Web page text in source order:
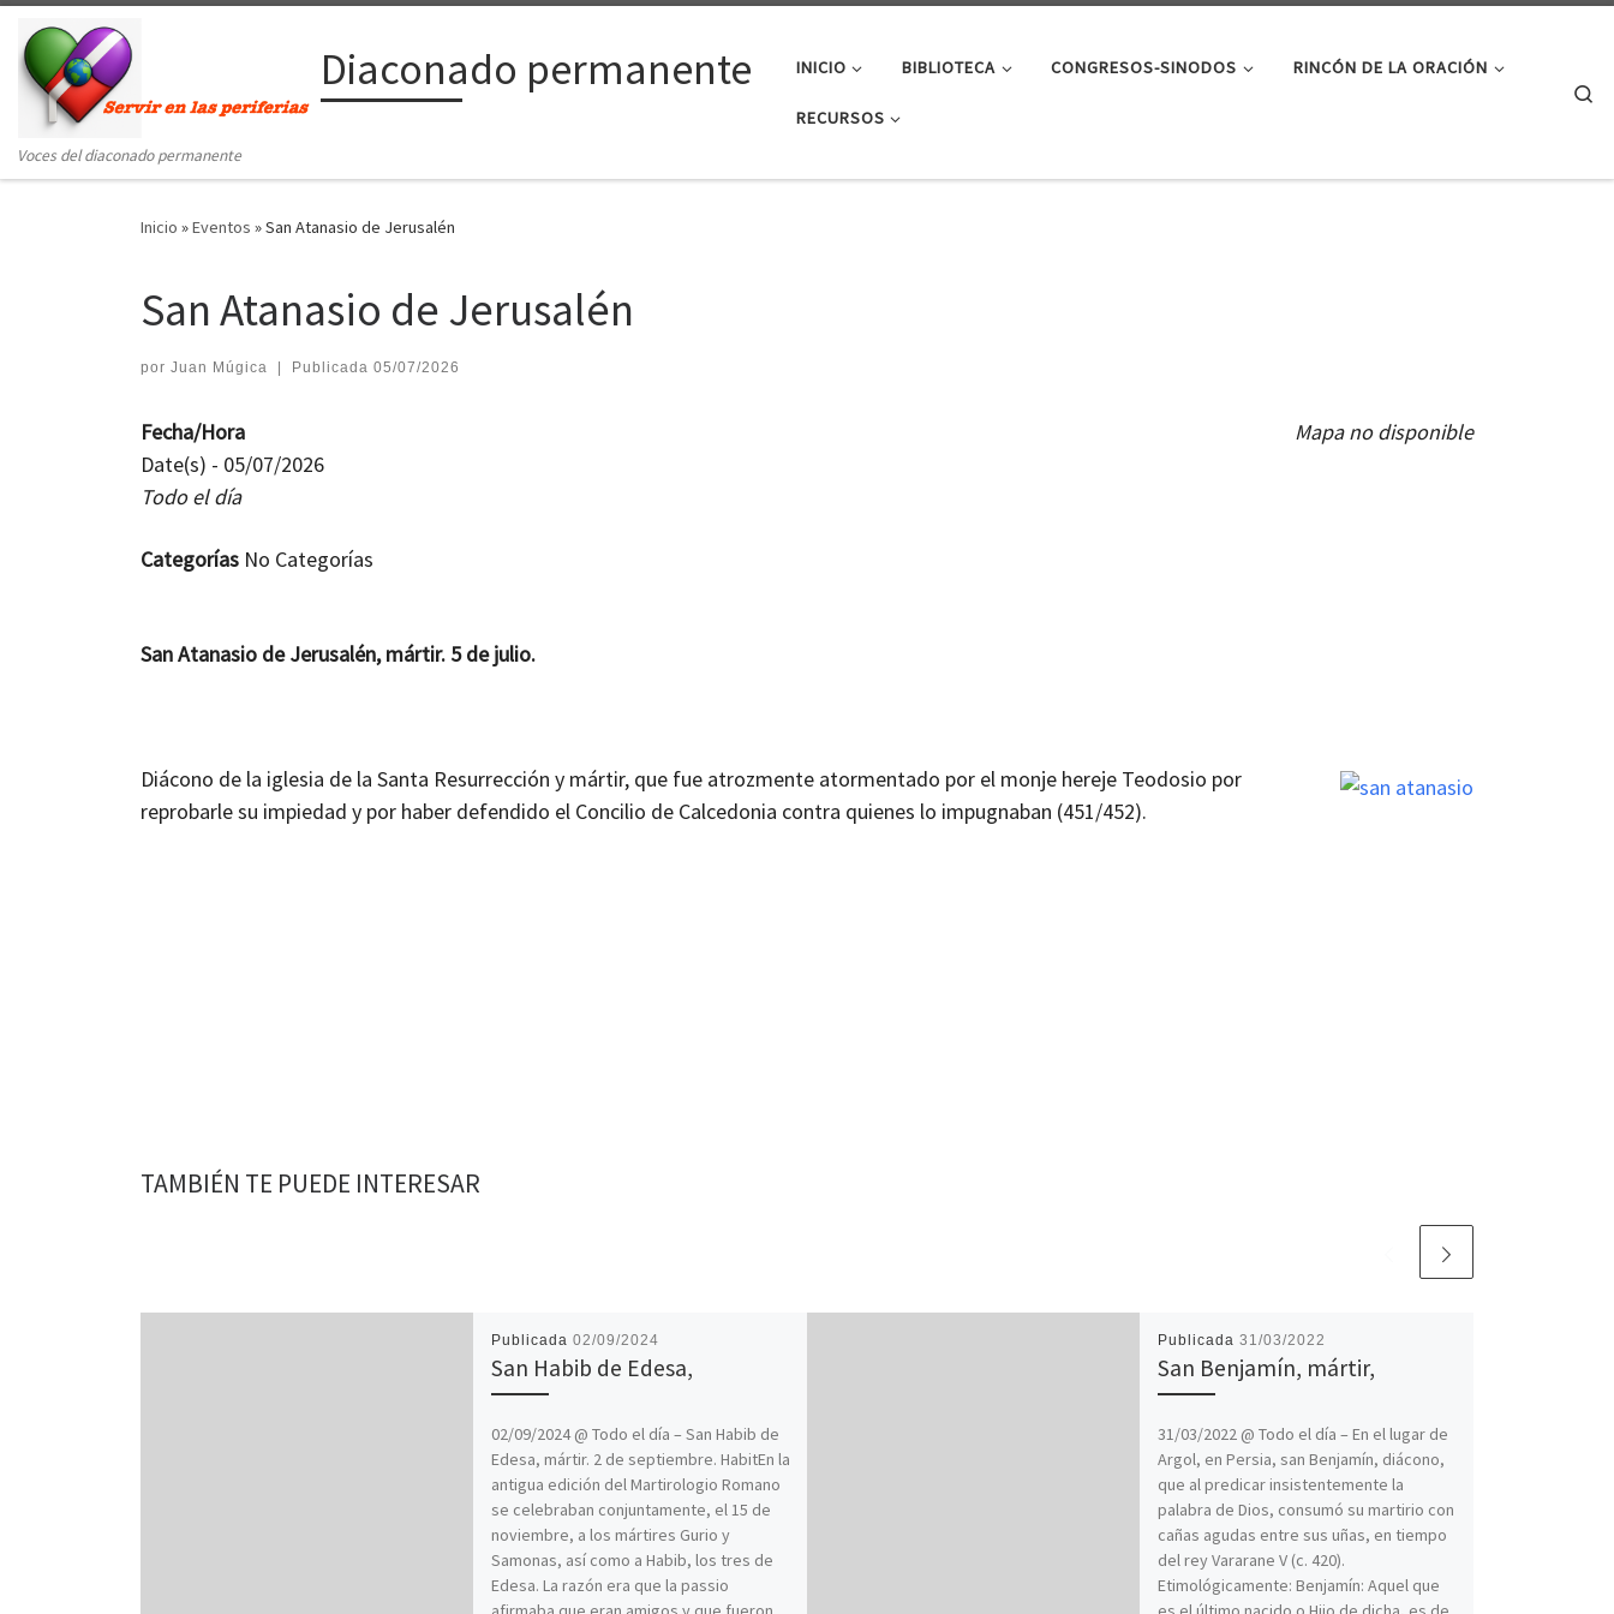
Saltar al contenido
Diaconado permanente
Voces del diaconado permanente
INICIO BIBLIOTECA CONGRESOS-SINODOS RINCÓN DE LA ORACIÓN
RECURSOS
Inicio »Eventos »San Atanasio de Jerusalén
San Atanasio de Jerusalén
por Juan Múgica Publicada 05/07/2026
Mapa no disponible
Fecha/Hora
Date(s) - 05/07/2026
Todo el día
Categorías No Categorías
San Atanasio de Jerusalén, mártir. 5 de julio.
Diácono de la iglesia de la Santa Resurrección y mártir, que fue atrozmente atormentado por el monje hereje Teodosio por
reprobarle su impiedad y por haber defendido el Concilio de Calcedonia contra quienes lo impugnaban (451/452).
TAMBIÉN TE PUEDE INTERESAR
Publicada 02/09/2024
San Habib de Edesa,
02/09/2024 @ Todo el día – San Habib de
Edesa, mártir. 2 de septiembre. HabitEn la
antigua edición del Martirologio Romano
se celebraban conjuntamente, el 15 de
noviembre, a los mártires Gurio y
Samonas, así como a Habib, los tres de
Edesa. La razón era que la passio
Publicada 31/03/2022
San Benjamín, mártir,
31/03/2022 @ Todo el día – En el lugar de
Argol, en Persia, san Benjamín, diácono,
que al predicar insistentemente la
palabra de Dios, consumó su martirio con
cañas agudas entre sus uñas, en tiempo
del rey Vararane V (c. 420).
Etimológicamente: Benjamín: Aquel que